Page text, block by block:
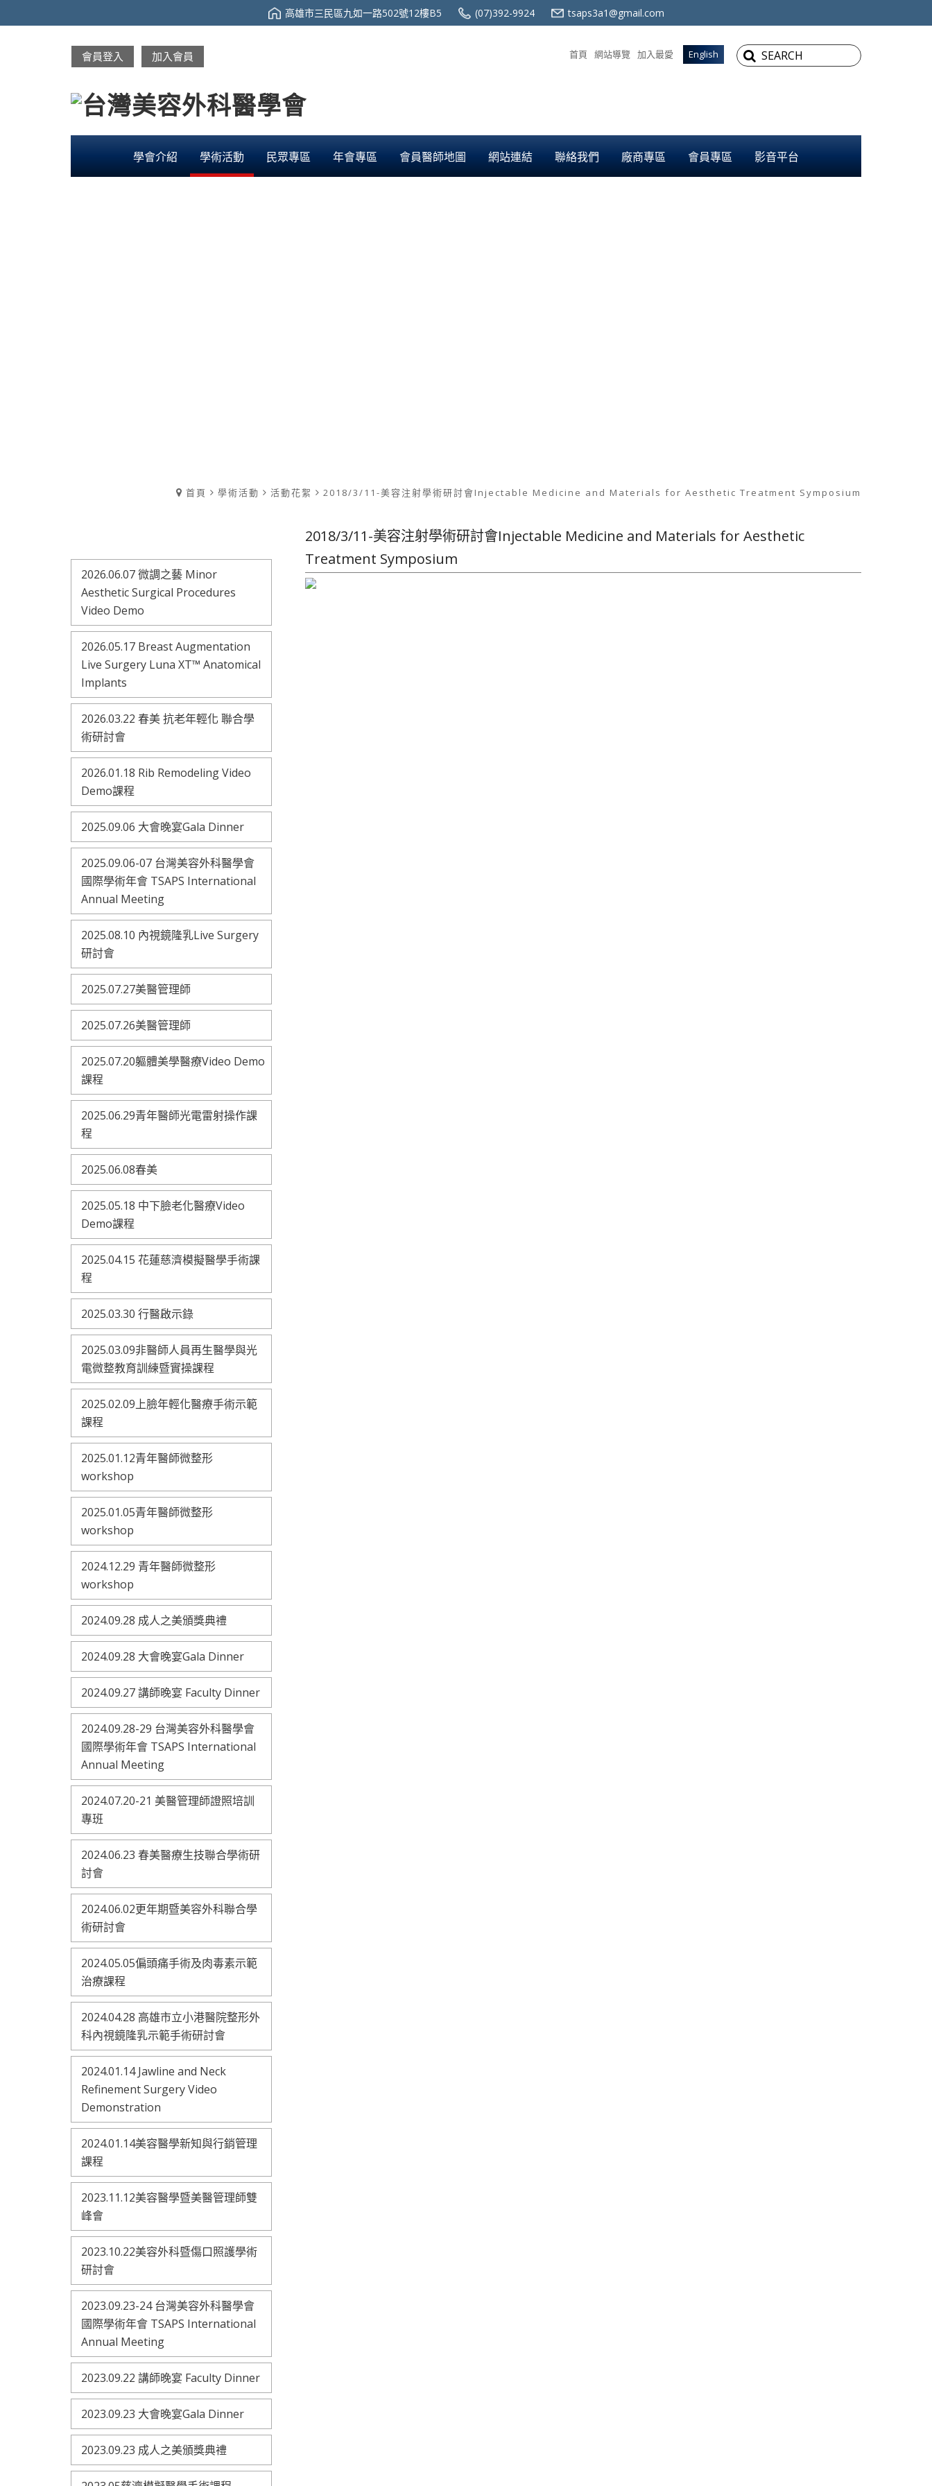
高雄市三民區九如一路502號12樓B5 (07)392-9924 tsaps3a1@gmail.com
首頁 網站導覽 加入最愛 English
會員登入 加入會員
學會介紹 學術活動 民眾專區 年會專區 會員醫師地圖 網站連結 聯絡我們 廠商專區 會員專區 影音平台
首頁 學術活動 活動花絮 2018/3/11-美容注射學術研討會Injectable Medicine and Materials for Aesthetic Treatment Symposium
2026.06.07 微調之藝 Minor
Aesthetic Surgical Procedures
Video Demo
2026.05.17 Breast Augmentation
Live Surgery Luna XT™ Anatomical
Implants
2026.03.22 春美 抗老年輕化 聯合學
術研討會
2026.01.18 Rib Remodeling Video
Demo課程
2025.09.06 大會晚宴Gala Dinner
2025.09.06-07 台灣美容外科醫學會
國際學術年會 TSAPS International
Annual Meeting
2025.08.10 內視鏡隆乳Live Surgery
研討會
2025.07.27美醫管理師
2025.07.26美醫管理師
2025.07.20軀體美學醫療Video Demo
課程
2025.06.29青年醫師光電雷射操作課
程
2025.06.08春美
2025.05.18 中下臉老化醫療Video
Demo課程
2025.04.15 花蓮慈濟模擬醫學手術課
程
2025.03.30 行醫啟示錄
2025.03.09非醫師人員再生醫學與光
電微整教育訓練暨實操課程
2025.02.09上臉年輕化醫療手術示範
課程
2025.01.12青年醫師微整形
workshop
2025.01.05青年醫師微整形
workshop
2024.12.29 青年醫師微整形
workshop
2024.09.28 成人之美頒獎典禮
2024.09.28 大會晚宴Gala Dinner
2024.09.27 講師晚宴 Faculty Dinner
2024.09.28-29 台灣美容外科醫學會
國際學術年會 TSAPS International
Annual Meeting
2024.07.20-21 美醫管理師證照培訓
專班
2024.06.23 春美醫療生技聯合學術研
討會
2024.06.02更年期暨美容外科聯合學
術研討會
2024.05.05偏頭痛手術及肉毒素示範
治療課程
2024.04.28 高雄市立小港醫院整形外
科內視鏡隆乳示範手術研討會
2024.01.14 Jawline and Neck
Refinement Surgery Video
Demonstration
2024.01.14美容醫學新知與行銷管理
課程
2023.11.12美容醫學暨美醫管理師雙
峰會
2023.10.22美容外科暨傷口照護學術
研討會
2023.09.23-24 台灣美容外科醫學會
國際學術年會 TSAPS International
Annual Meeting
2023.09.22 講師晚宴 Faculty Dinner
2023.09.23 大會晚宴Gala Dinner
2023.09.23 成人之美頒獎典禮
2018/3/11-美容注射學術研討會Injectable Medicine and Materials for Aesthetic
Treatment Symposium